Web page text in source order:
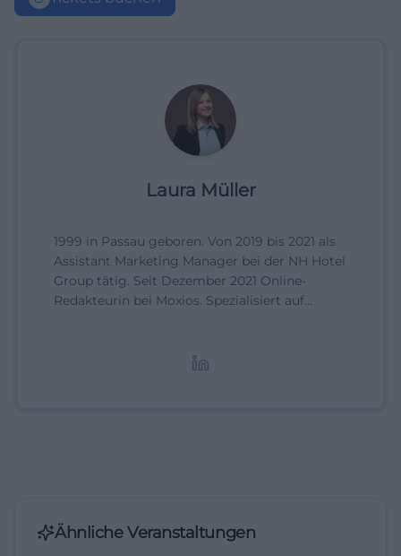
Laura Müller
1999 in Passau geboren. Von 2019 bis 2021 als
Assistant Marketing Manager bei der NH Hotel
Group tätig. Seit Dezember 2021 Online-
Redakteurin bei Moxios. Spezialisiert auf
Ähnliche Veranstaltungen